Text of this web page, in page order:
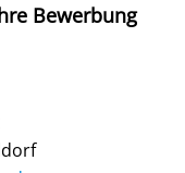
Bewerbung